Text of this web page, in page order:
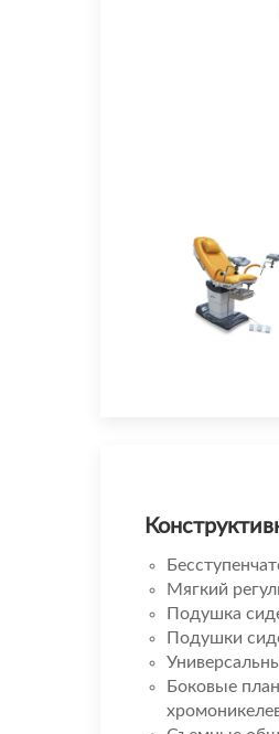
Мягкий
Подушка
Подушки
Боковые